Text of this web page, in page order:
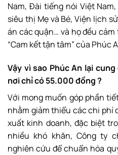
Nam, Đài tiếng nói Việt
siêu thị Mẹ và Bé, Viện lịch
án các quận… và họ đều
“Cam kết tận tâm” của Phúc
Vậy vì sao Phúc An lại
nơi chỉ có 55.000 đồng ?
Với mong muốn góp phần
nhằm giảm thiểu các chi phí
xuất kinh doanh, đặc biệt
nhiều khó khăn, Công ty
nghiên cứu để chuẩn hóa